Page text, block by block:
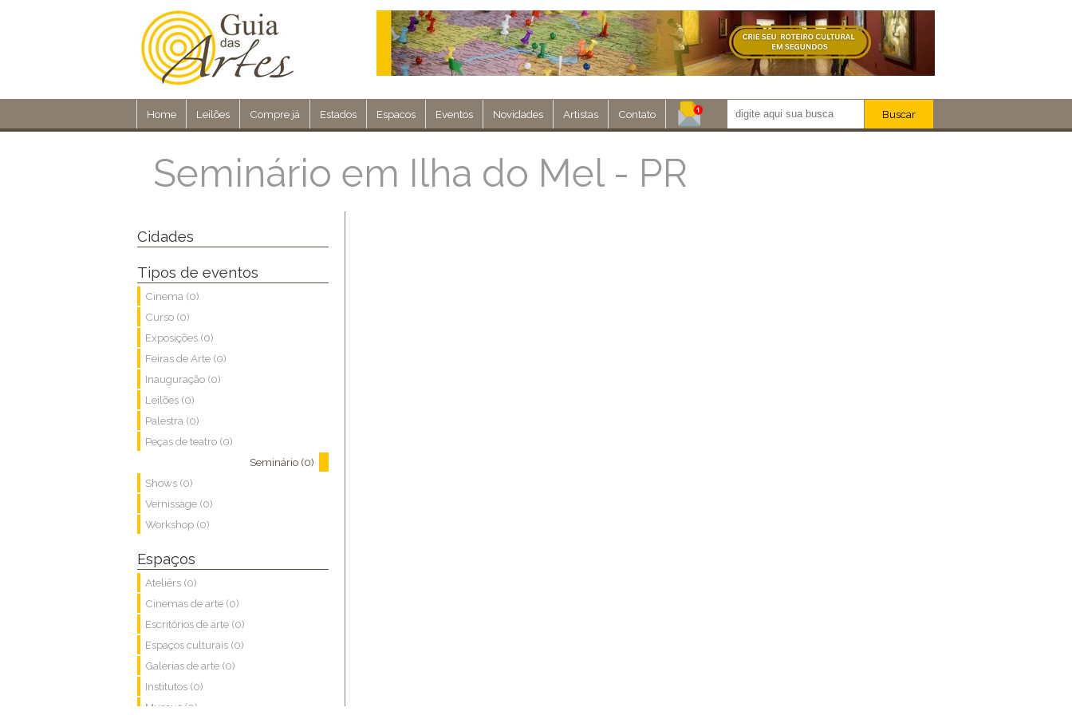
Home Leilões Compre já Estados Espacos Eventos Novidades Artistas Contato Buscar
Seminário em Ilha do Mel - PR
Cidades
Tipos de eventos
Cinema (0)
Curso (0)
Exposições (0)
Feiras de Arte (0)
Inauguração (0)
Leilões (0)
Palestra (0)
Peças de teatro (0)
Seminário (0)
Shows (0)
Vernissage (0)
Workshop (0)
Espaços
Ateliêrs (0)
Cinemas de arte (0)
Escritórios de arte (0)
Espaços culturais (0)
Galerias de arte (0)
Institutos (0)
Museus (0)